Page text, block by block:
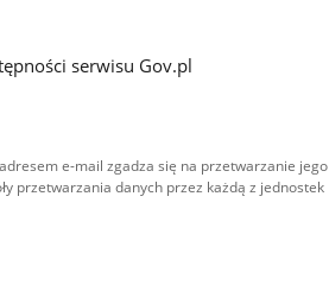
serwisu Gov.pl
e-mail zgadza się na przetwarzanie jego
przetwarzania danych przez każdą z jednostek